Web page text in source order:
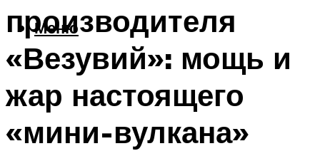
Меню
производителя
«Везувий»: мощь и
жар настоящего
«мини-вулкана»